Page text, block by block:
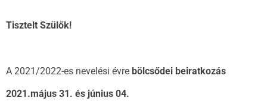
Tisztelt Szülők!
A 2021/2022-es nevelési évre bölcsődei beiratkozás
2021.május 31. és június 04.